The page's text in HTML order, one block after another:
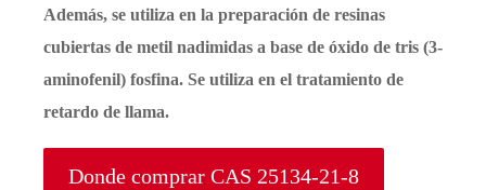
Además, se utiliza en la preparación de resinas
cubiertas de metil nadimidas a base de óxido de tris (3-
aminofenil) fosfina. Se utiliza en el tratamiento de
retardo de llama.
Donde comprar CAS 25134-21-8